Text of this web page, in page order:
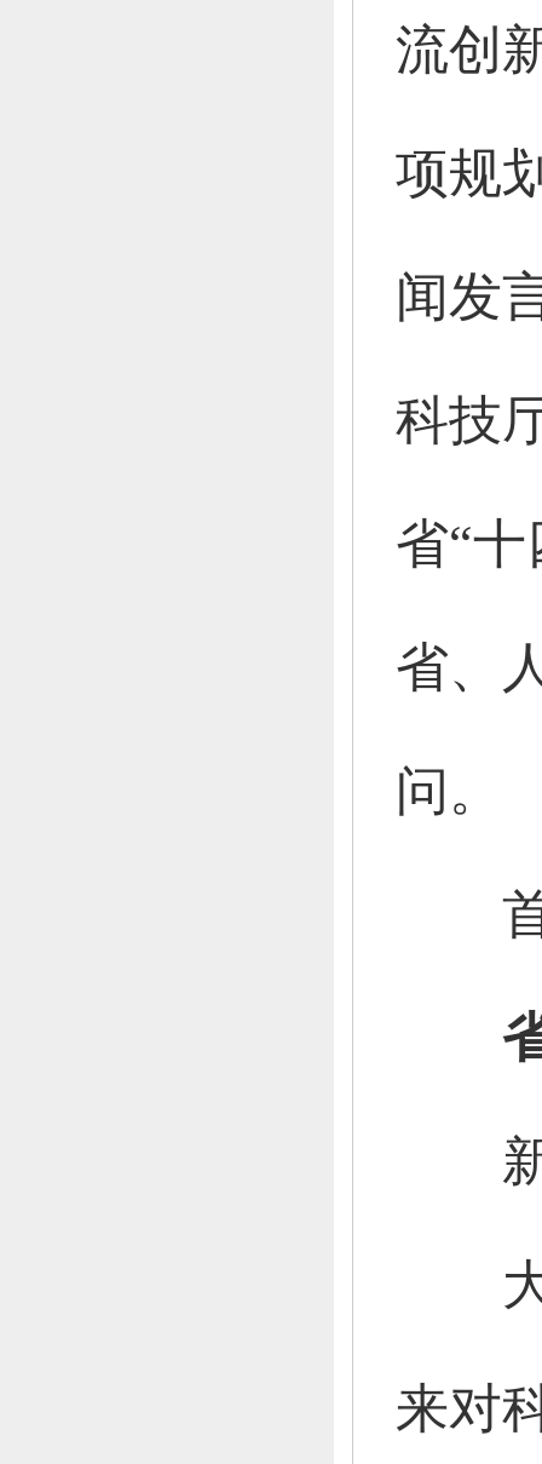
流创
项规
闻发
科技
省“
省、
问。
首
新
大
来对